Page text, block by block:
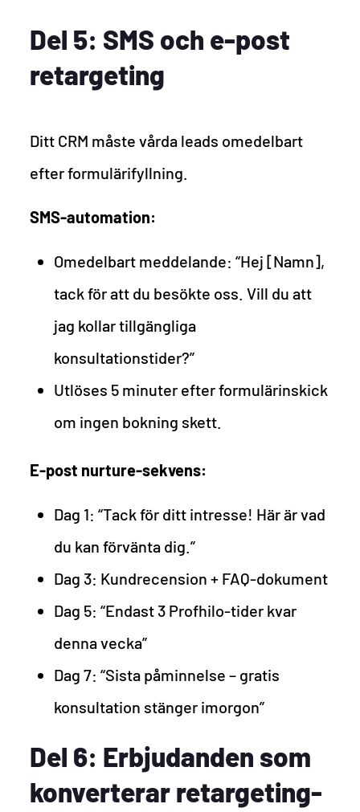
Del 5: SMS och e-post
retargeting
Ditt CRM måste vårda leads omedelbart
efter formulärifyllning.
SMS-automation:
Omedelbart meddelande: “Hej [Namn],
tack för att du besökte oss. Vill du att
jag kollar tillgängliga
konsultationstider?”
Utlöses 5 minuter efter formulärinskick
om ingen bokning skett.
E-post nurture-sekvens:
Dag 1: “Tack för ditt intresse! Här är vad
du kan förvänta dig.”
Dag 3: Kundrecension + FAQ-dokument
Dag 5: “Endast 3 Profhilo-tider kvar
denna vecka”
Dag 7: “Sista påminnelse – gratis
konsultation stänger imorgon”
Del 6: Erbjudanden som
konverterar retargeting-